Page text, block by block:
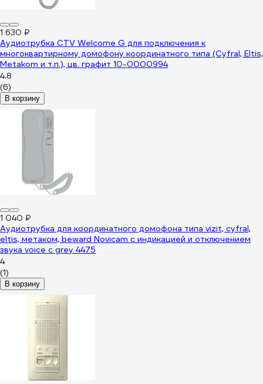
1 630 ₽
Аудиотрубка CTV Welcome G для подключения к
многоквартирному домофону координатного типа (Cyfral, Eltis,
Metakom и т.п.), цв. графит 10-0000994
4.8
(6)
В корзину
1 040 ₽
Аудиотрубка для координатного домофона типа vizit, cyfral,
eltis, метаком, beward Novicam с индикацией и отключением
звука voice c grey 4475
4
(1)
В корзину